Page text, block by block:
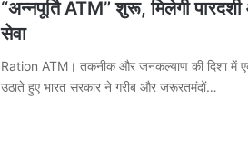
“अन्नपूर्ति ATM” शुरू, मिलेगी
सेवा
Ration ATM। तकनीक और जनकल्याण की दिशा में
उठाते हुए भारत सरकार ने गरीब और जरूरतमंदों…